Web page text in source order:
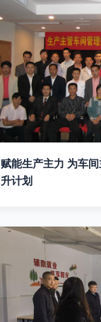
赋能生产主力 为车
升计划